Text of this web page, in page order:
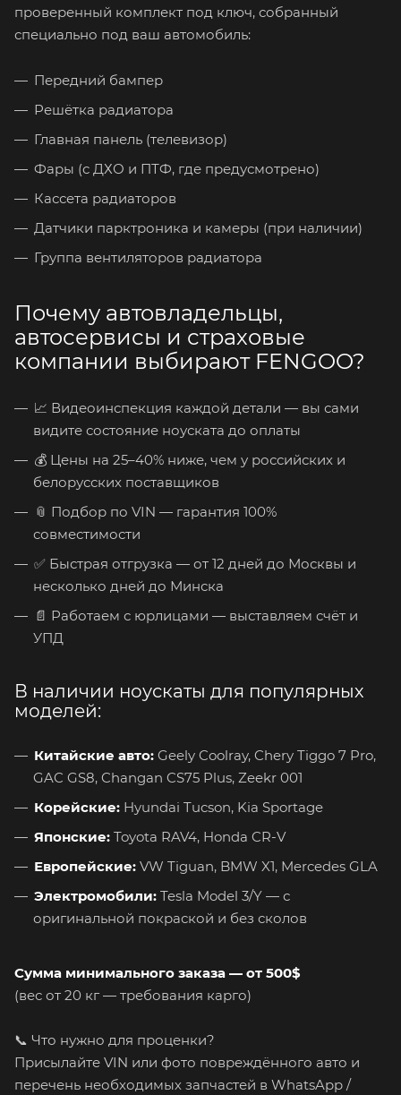
проверенный комплект под ключ, собранный
специально под ваш автомобиль:
Передний бампер
Решётка радиатора
Главная панель (телевизор)
Фары (с ДХО и ПТФ, где предусмотрено)
Кассета радиаторов
Датчики парктроника и камеры (при наличии)
Группа вентиляторов радиатора
Почему автовладельцы,
автосервисы и страховые
компании выбирают FENGOO?
📈 Видеоинспекция каждой детали — вы сами
видите состояние ноуската до оплаты
💰 Цены на 25–40% ниже, чем у российских и
белорусских поставщиков
📎 Подбор по VIN — гарантия 100%
совместимости
✅ Быстрая отгрузка — от 12 дней до Москвы и
несколько дней до Минска
📄 Работаем с юрлицами — выставляем счёт и
УПД
В наличии ноускаты для популярных
моделей:
Китайские авто: Geely Coolray, Chery Tiggo 7 Pro,
GAC GS8, Changan CS75 Plus, Zeekr 001
Корейские: Hyundai Tucson, Kia Sportage
Японские: Toyota RAV4, Honda CR-V
Европейские: VW Tiguan, BMW X1, Mercedes GLA
Электромобили: Tesla Model 3/Y — с
оригинальной покраской и без сколов
Сумма минимального заказа — от 500$
(вес от 20 кг — требования карго)
📞 Что нужно для проценки?
Присылайте VIN или фото повреждённого авто и
перечень необходимых запчастей в WhatsApp /